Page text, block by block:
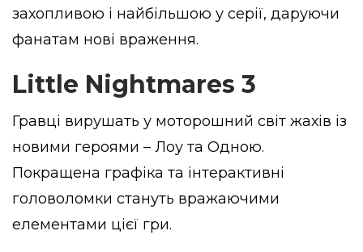
захопливою і найбільшою у серії, даруючи
фанатам нові враження.
Little Nightmares 3
Гравці вирушать у моторошний світ жахів із
новими героями – Лоу та Одною.
Покращена графіка та інтерактивні
головоломки стануть вражаючими
елементами цієї гри.